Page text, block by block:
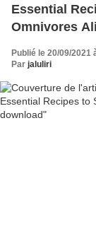
Essential
Omnivores
Publié le 20/09/2021
Par jaluliri